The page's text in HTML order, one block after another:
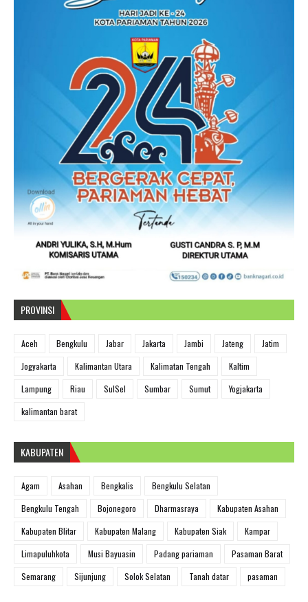
PROVINSI
Aceh Bengkulu Jabar Jakarta Jambi Jateng
Jatim
Jogyakarta
Kalimantan Utara Kalimatan Tengah
Kaltim
Lampung
Riau SulSel Sumbar Sumut
Yogjakarta
kalimantan barat
KABUPATEN
Agam Asahan Bengkalis
Bengkulu Selatan
Bengkulu Tengah
Bojonegoro Dharmasraya
Kabupaten Asahan
Kabupaten Blitar
Kabupaten Malang Kabupaten Siak
Kampar
Limapuluhkota
Musi Bayuasin Padang pariaman
Pasaman Barat
Semarang
Sijunjung Solok Selatan Tanah datar pasaman